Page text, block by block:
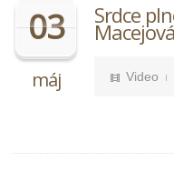
03
máj
Srdce
Video